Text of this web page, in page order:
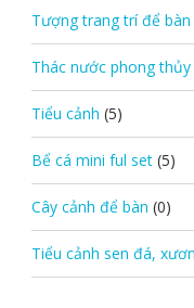
Tượng trang trí để bàn
Thác nước phong thủy
Tiểu cảnh (5)
Bể cá mini ful set (5)
Cây cảnh để bàn (0)
Tiểu cảnh sen đá,